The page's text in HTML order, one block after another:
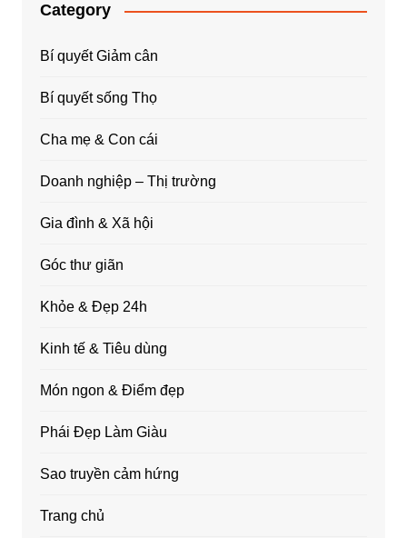
Category
Bí quyết Giảm cân
Bí quyết sống Thọ
Cha mẹ & Con cái
Doanh nghiệp – Thị trường
Gia đình & Xã hội
Góc thư giãn
Khỏe & Đẹp 24h
Kinh tế & Tiêu dùng
Món ngon & Điểm đẹp
Phái Đẹp Làm Giàu
Sao truyền cảm hứng
Trang chủ